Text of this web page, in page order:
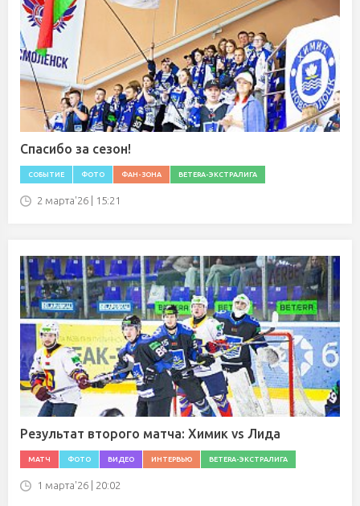
Спасибо за сезон!
СОБЫТИЕ ФОТО ФАН-ЗОНА BETERA-ЭКСТРАЛИГА
2 марта'26 | 15:21
Результат второго матча: Химик vs Лида
МАТЧ ФОТО ВИДЕО ИНТЕРВЬЮ BETERA-ЭКСТРАЛИГА
1 марта'26 | 20:02